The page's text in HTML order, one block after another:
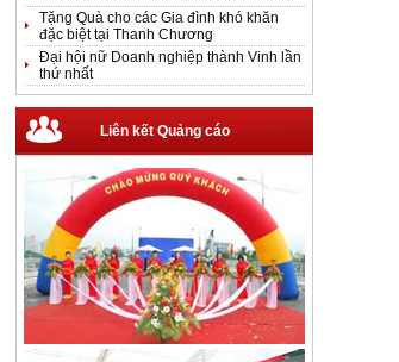
Tặng Quà cho các Gia đình khó khăn
đặc biệt tại Thanh Chương
Đại hội nữ Doanh nghiệp thành Vinh lần
thứ nhất
Liên kết Quảng cáo